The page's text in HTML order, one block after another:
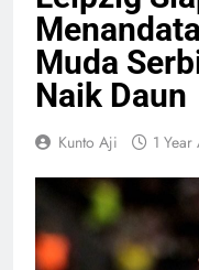
Muda
Naik Daun
Kunto Aji 1 Year